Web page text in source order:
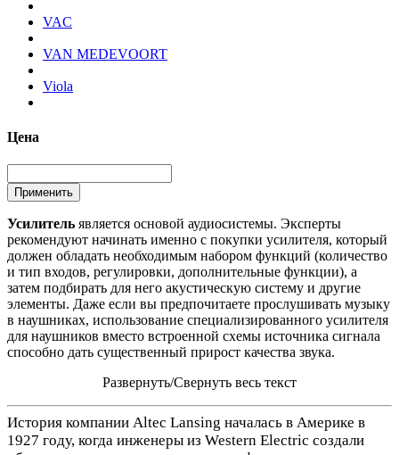
VAC
VAN MEDEVOORT
Viola
Цена
Усилитель является основой аудиосистемы. Эксперты
рекомендуют начинать именно с покупки усилителя, который
должен обладать необходимым набором функций (количество
и тип входов, регулировки, дополнительные функции), а
затем подбирать для него акустическую систему и другие
элементы. Даже если вы предпочитаете прослушивать музыку
в наушниках, использование специализированного усилителя
для наушников вместо встроенной схемы источника сигнала
способно дать существенный прирост качества звука.
Развернуть/Свернуть весь текст
История компании Altec Lansing началась в Америке в
1927 году, когда инженеры из Western Electric создали